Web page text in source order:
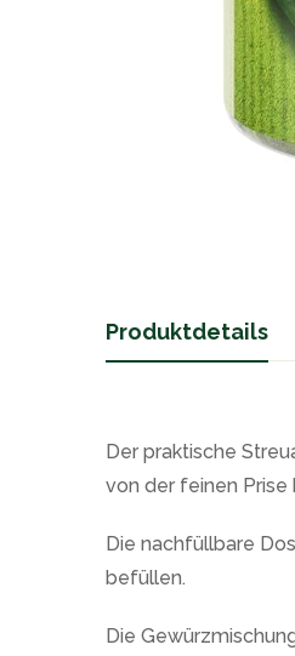
Produktdetails
Der praktische
von der feinen Prise
Die nachfüllbare
befüllen.
Die